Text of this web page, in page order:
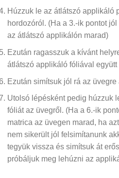
Húzzuk le az átlátszó applikáló
hordozóról. (Ha a 3.-ik pontot
az átlátszó applikálón marad)
Ezután ragasszuk a kívánt
átlátszó applikáló fóliával együtt
Ezután simítsuk jól rá az üvegre
Utolsó lépésként pedig húzzuk
fóliát az üvegről. (Ha a 6.-ik
matrica az üvegen marad, ha
nem sikerült jól felsimítanunk
tegyük vissza és simítsuk át
próbáljuk meg lehúzni az